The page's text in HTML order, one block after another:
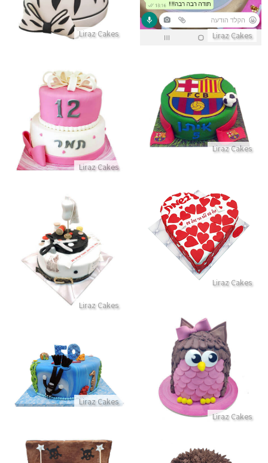
Liraz Cakes
Liraz Cakes
Liraz Cakes
עוגת קומות לבת מצווה עם סרט
התקשר/י
Liraz Cakes
עוגת כדורגל בעיצוב ברצלונה
התקשר/י
Liraz Cakes
עוגת לב
התקשר/י
Liraz Cakes
עוגה מיוחדת בעיצוב תופרת
התקשר/י
Liraz Cakes
עוגת חיות ינשוף תלת מימד
התקשר/י
Liraz Cakes
עוגת צלילה מבצק סוכר
התקשר/י